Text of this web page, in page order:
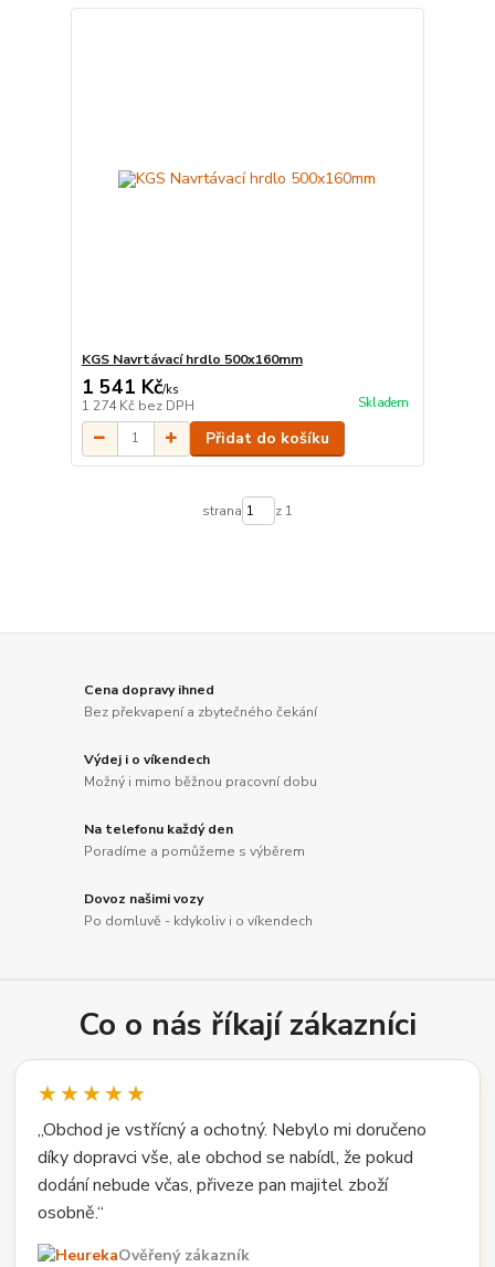
KGS Navrtávací hrdlo 500x160mm
1 541 Kč/ks
1 274 Kč bez DPH Skladem
Přidat do košíku
strana z 1
Cena dopravy ihned
Bez překvapení a zbytečného čekání
Výdej i o víkendech
Možný i mimo běžnou pracovní dobu
Na telefonu každý den
Poradíme a pomůžeme s výběrem
Dovoz našimi vozy
Po domluvě - kdykoliv i o víkendech
Co o nás říkají zákazníci
★★★★★
„Obchod je vstřícný a ochotný. Nebylo mi doručeno
díky dopravci vše, ale obchod se nabídl, že pokud
dodání nebude včas, přiveze pan majitel zboží
osobně.“
Ověřený zákazník